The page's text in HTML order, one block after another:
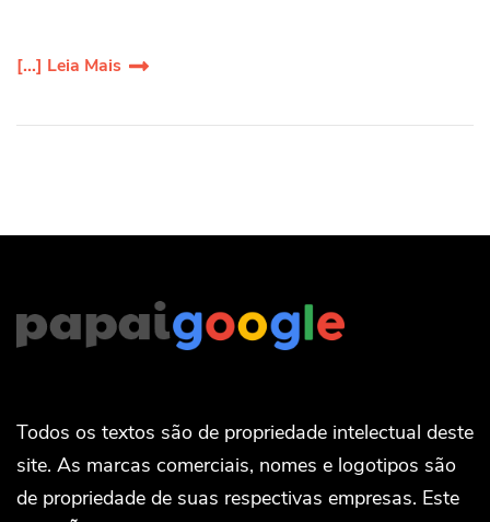
[...] Leia Mais
Todos os textos são de propriedade intelectual deste
site. As marcas comerciais, nomes e logotipos são
de propriedade de suas respectivas empresas. Este